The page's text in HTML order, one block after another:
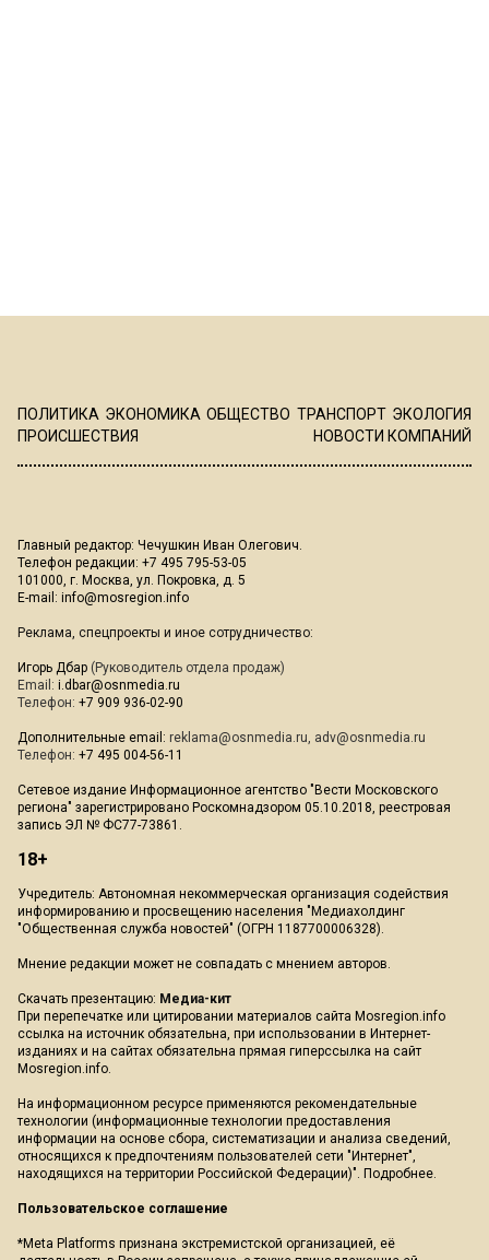
ПОЛИТИКА ЭКОНОМИКА ОБЩЕСТВО ТРАНСПОРТ ЭКОЛОГИЯ
ПРОИСШЕСТВИЯ
НОВОСТИ КОМПАНИЙ
Главный редактор: Чечушкин Иван Олегович.
Телефон редакции: +7 495 795-53-05
101000, г. Москва, ул. Покровка, д. 5
E-mail: info@mosregion.info
Реклама, спецпроекты и иное сотрудничество:
Игорь Дбар (Руководитель отдела продаж)
Email: i.dbar@osnmedia.ru
Телефон: +7 909 936-02-90
Дополнительные email: reklama@osnmedia.ru, adv@osnmedia.ru
Телефон: +7 495 004-56-11
Сетевое издание Информационное агентство "Вести Московского
региона" зарегистрировано Роскомнадзором 05.10.2018, реестровая
запись ЭЛ № ФС77-73861.
18+
Учредитель: Автономная некоммерческая организация содействия
информированию и просвещению населения "Медиахолдинг
"Общественная служба новостей" (ОГРН 1187700006328).
Мнение редакции может не совпадать с мнением авторов.
Скачать презентацию: Медиа-кит
При перепечатке или цитировании материалов сайта Mosregion.info
ссылка на источник обязательна, при использовании в Интернет-
изданиях и на сайтах обязательна прямая гиперссылка на сайт
Mosregion.info.
На информационном ресурсе применяются рекомендательные
технологии (информационные технологии предоставления
информации на основе сбора, систематизации и анализа сведений,
относящихся к предпочтениям пользователей сети "Интернет",
находящихся на территории Российской Федерации)". Подробнее.
Пользовательское соглашение
*Meta Platforms признана экстремистской организацией, её